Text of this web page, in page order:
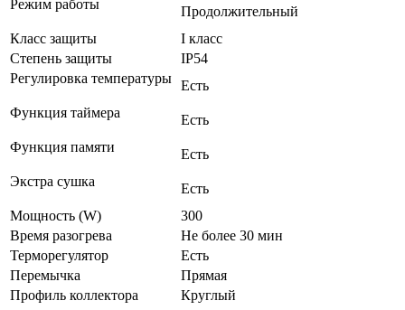
Режим работы
Продолжительный
Класс защиты
I класс
Степень защиты
IP54
Регулировка температуры Есть
Функция таймера
Есть
Функция памяти
Есть
Экстра сушка
Есть
Мощность (W)
300
Время разогрева
Не более 30 мин
Терморегулятор
Есть
Перемычка
Прямая
Профиль коллектора
Круглый